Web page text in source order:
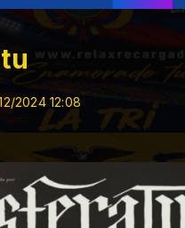
2024 12:08